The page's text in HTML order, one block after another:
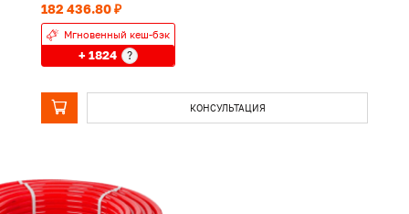
182 436.80 ₽
Мгновенный кеш-бэк
+ 1824 ?
КОНСУЛЬТАЦИЯ